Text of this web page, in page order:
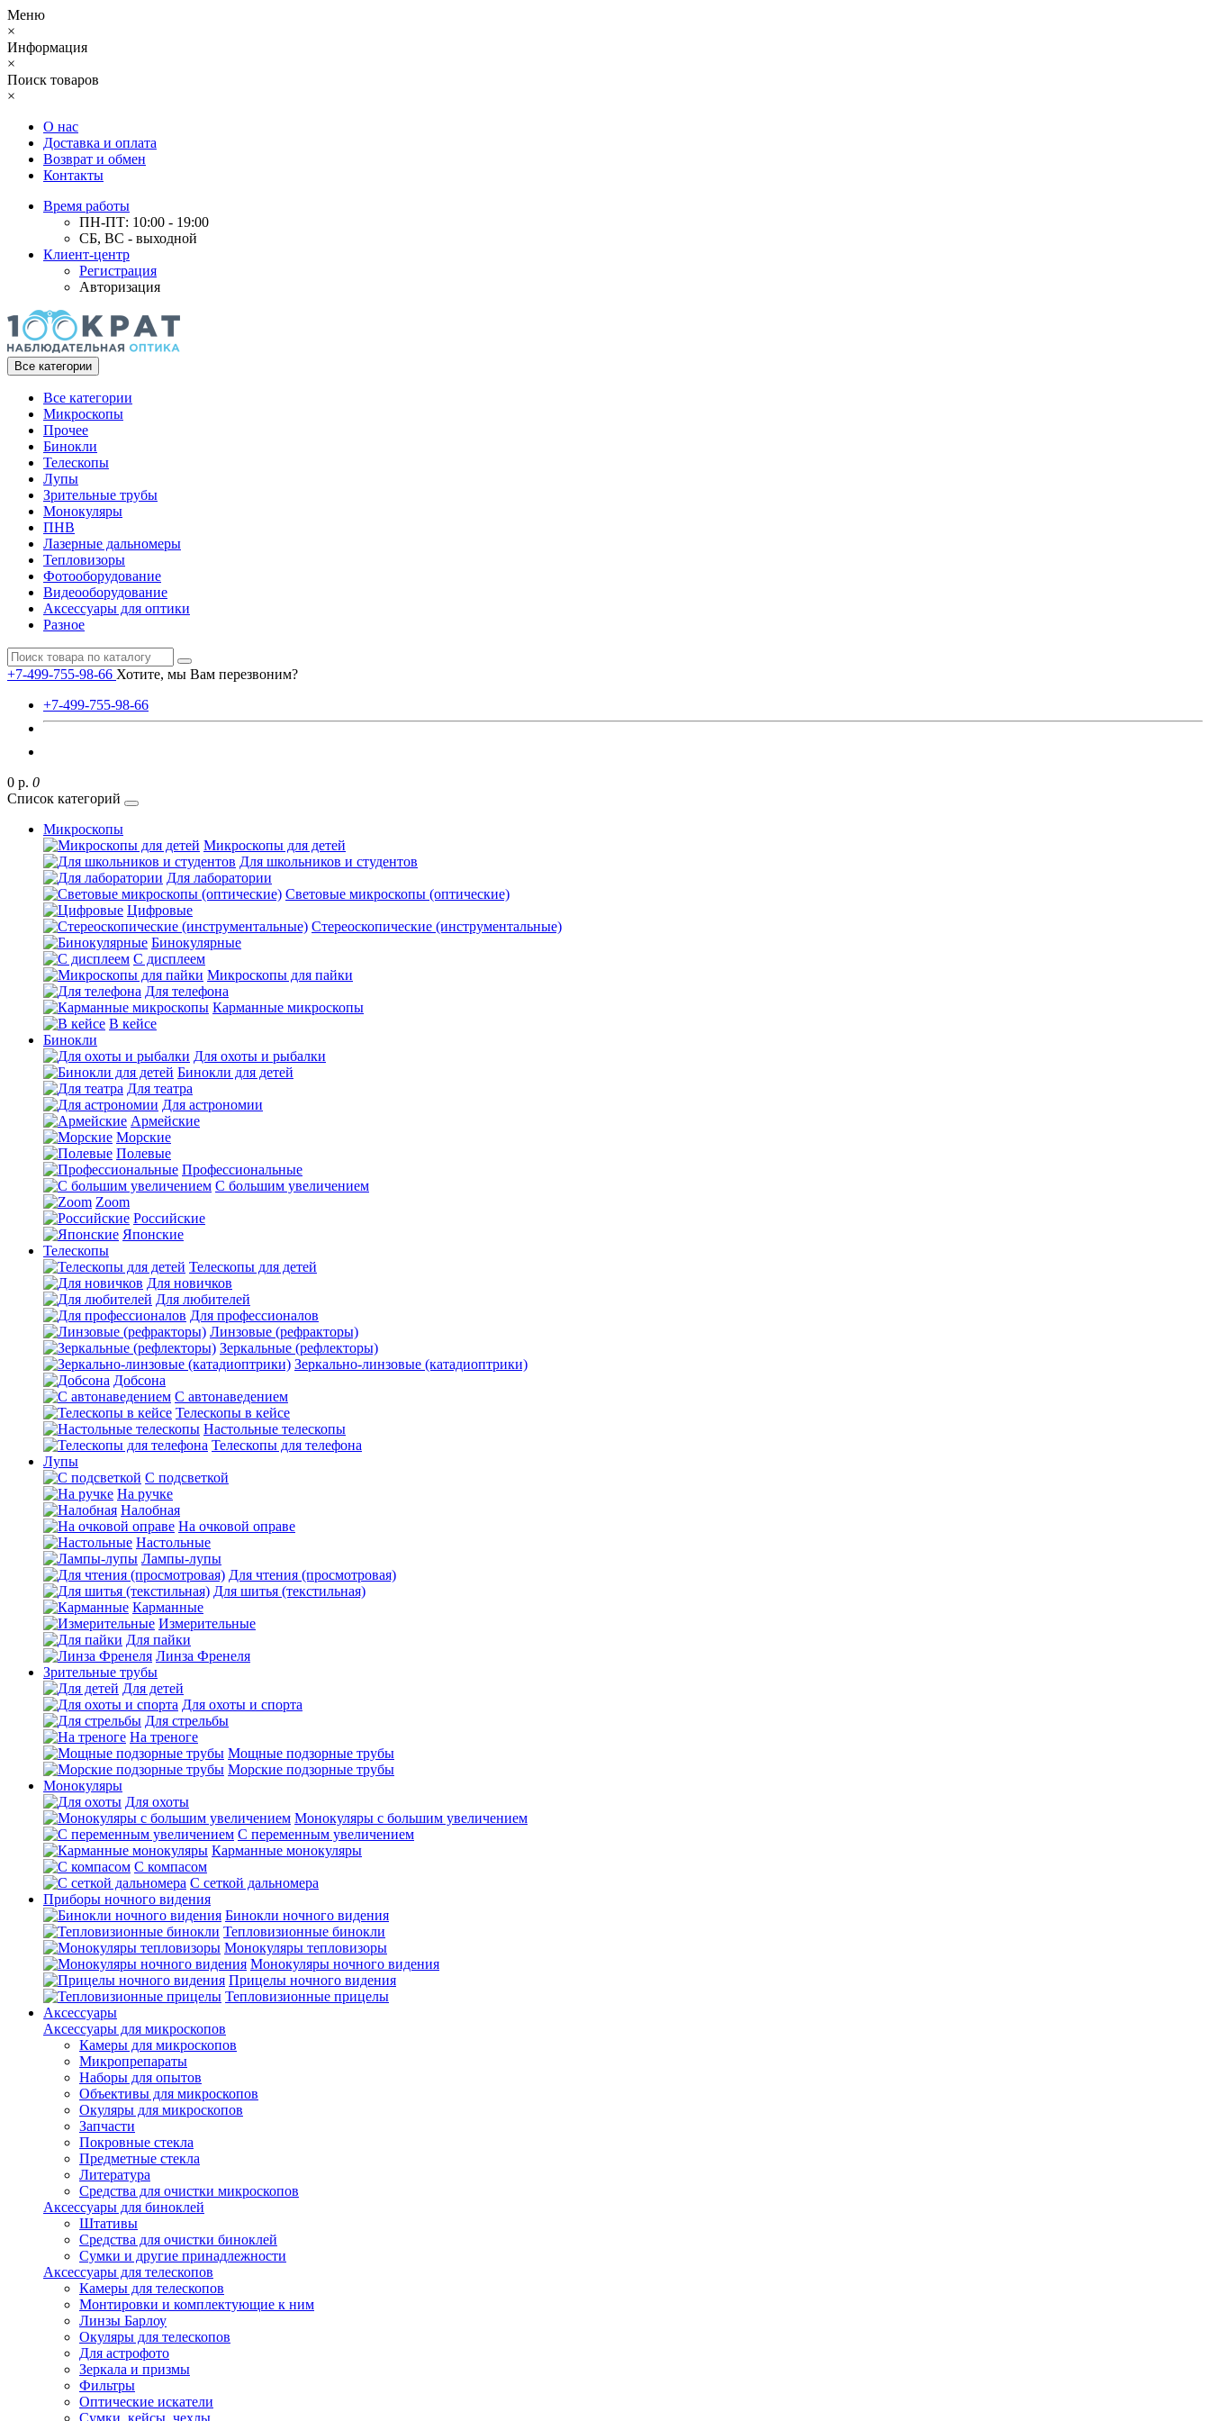
Меню
×
Информация
×
Поиск товаров
×
О нас
Доставка и оплата
Возврат и обмен
Контакты
Время работы
ПН-ПТ: 10:00 - 19:00
СБ, ВС - выходной
Клиент-центр
Регистрация
Авторизация
Все категории
Все категории
Микроскопы
Прочее
Бинокли
Телескопы
Лупы
Зрительные трубы
Монокуляры
ПНВ
Лазерные дальномеры
Тепловизоры
Фотооборудование
Видеооборудование
Аксессуары для оптики
Разное
+7-499-755-98-66 Хотите, мы Вам перезвоним?
+7-499-755-98-66
0 р. 0
Список категорий
Микроскопы
Микроскопы для детей
Для школьников и студентов
Для лаборатории
Световые микроскопы (оптические)
Цифровые
Стереоскопические (инструментальные)
Бинокулярные
С дисплеем
Микроскопы для пайки
Для телефона
Карманные микроскопы
В кейсе
Бинокли
Для охоты и рыбалки
Бинокли для детей
Для театра
Для астрономии
Армейские
Морские
Полевые
Профессиональные
С большим увеличением
Zoom
Российские
Японские
Телескопы
Телескопы для детей
Для новичков
Для любителей
Для профессионалов
Линзовые (рефракторы)
Зеркальные (рефлекторы)
Зеркально-линзовые (катадиоптрики)
Добсона
С автонаведением
Телескопы в кейсе
Настольные телескопы
Телескопы для телефона
Лупы
С подсветкой
На ручке
Налобная
На очковой оправе
Настольные
Лампы-лупы
Для чтения (просмотровая)
Для шитья (текстильная)
Карманные
Измерительные
Для пайки
Линза Френеля
Зрительные трубы
Для детей
Для охоты и спорта
Для стрельбы
На треноге
Мощные подзорные трубы
Морские подзорные трубы
Монокуляры
Для охоты
Монокуляры с большим увеличением
С переменным увеличением
Карманные монокуляры
С компасом
С сеткой дальномера
Приборы ночного видения
Бинокли ночного видения
Тепловизионные бинокли
Монокуляры тепловизоры
Монокуляры ночного видения
Прицелы ночного видения
Тепловизионные прицелы
Аксессуары
Аксессуары для микроскопов
Камеры для микроскопов
Микропрепараты
Наборы для опытов
Объективы для микроскопов
Окуляры для микроскопов
Запчасти
Покровные стекла
Предметные стекла
Литература
Средства для очистки микроскопов
Аксессуары для биноклей
Штативы
Средства для очистки биноклей
Сумки и другие принадлежности
Аксессуары для телескопов
Камеры для телескопов
Монтировки и комплектующие к ним
Линзы Барлоу
Окуляры для телескопов
Для астрофото
Зеркала и призмы
Фильтры
Оптические искатели
Сумки, кейсы, чехлы